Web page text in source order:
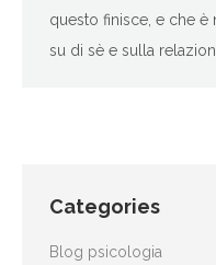
questo finisce, e che è
su di sè e sulla
Categories
Blog psicologia